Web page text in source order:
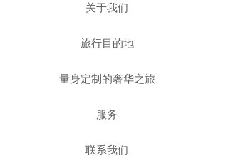
关于我们
旅行目的地
量身定制的奢华之旅
服务
联系我们